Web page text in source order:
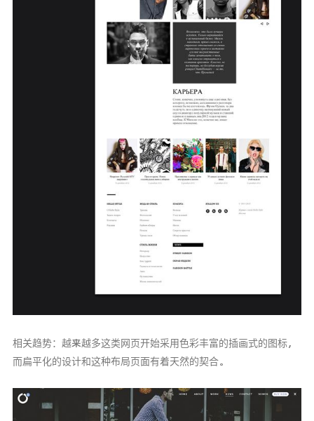
相关趋势：越来越多这类网页开始采用色彩丰富的插画式的图标，
而扁平化的设计和这种布局页面有着天然的契合。